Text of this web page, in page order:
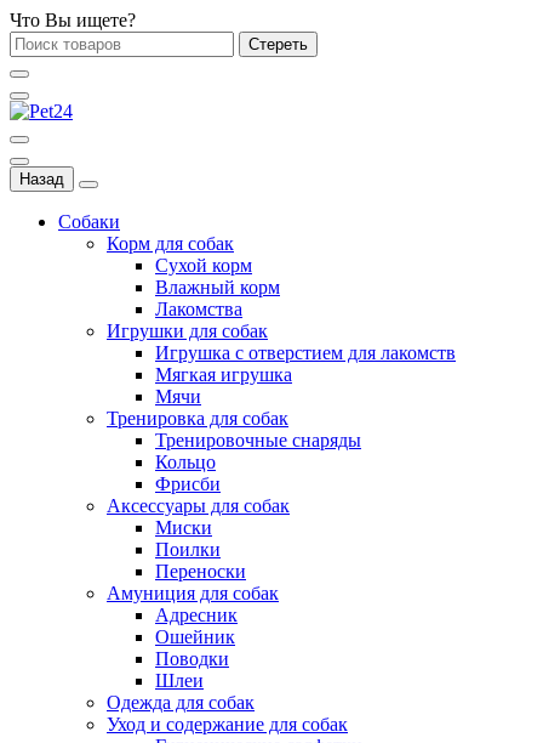
Что Вы ищете?
Стереть
Назад
Собаки
Корм для собак
Сухой корм
Влажный корм
Лакомства
Игрушки для собак
Игрушка с отверстием для лакомств
Мягкая игрушка
Мячи
Тренировка для собак
Тренировочные снаряды
Кольцо
Фрисби
Аксессуары для собак
Миски
Поилки
Переноски
Амуниция для собак
Адресник
Ошейник
Поводки
Шлеи
Одежда для собак
Уход и содержание для собак